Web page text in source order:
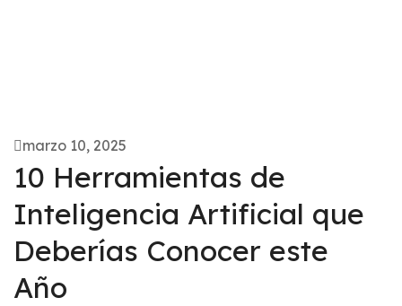
marzo 10, 2025
10 Herramientas de
Inteligencia Artificial que
Deberías Conocer este
Año